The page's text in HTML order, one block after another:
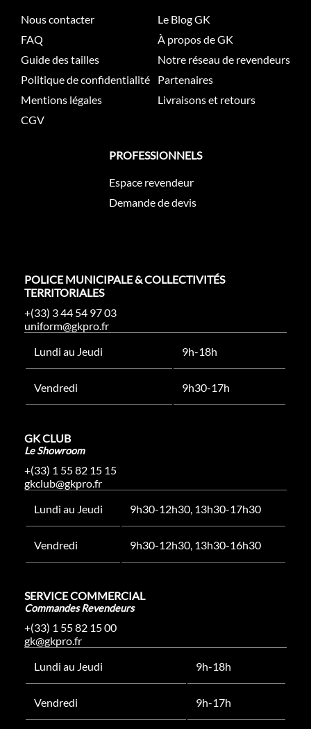
Nous contacter
FAQ
Guide des tailles
Politique de confidentialité
Mentions légales
CGV
Le Blog GK
À propos de GK
Notre réseau de revendeurs
Partenaires
Livraisons et retours
PROFESSIONNELS
Espace revendeur
Demande de devis
POLICE MUNICIPALE & COLLECTIVITÉS
TERRITORIALES
+(33) 3 44 54 97 03
uniform@gkpro.fr
Lundi au Jeudi
9h-18h
Vendredi 9h30-17h
GK CLUB
Le Showroom
+(33) 1 55 82 15 15
gkclub@gkpro.fr
Lundi au Jeudi
9h30-12h30, 13h30-17h30
Vendredi 9h30-12h30, 13h30-16h30
SERVICE COMMERCIAL
Commandes Revendeurs
+(33) 1 55 82 15 00
gk@gkpro.fr
Lundi au Jeudi
9h-18h
Vendredi 9h-17h